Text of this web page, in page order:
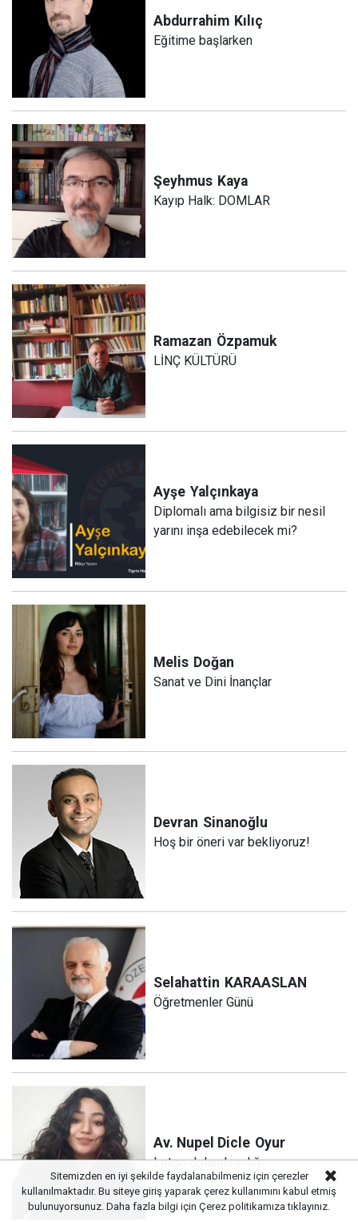
Abdurrahim Kılıç
Eğitime başlarken
Şeyhmus Kaya
Kayıp Halk: DOMLAR
Ramazan Özpamuk
LİNÇ KÜLTÜRÜ
Ayşe Yalçınkaya
Diplomalı ama bilgisiz bir nesil
yarını inşa edebilecek mi?
Melis Doğan
Sanat ve Dini İnançlar
Devran Sinanoğlu
Hoş bir öneri var bekliyoruz!
Selahattin KARAASLAN
Öğretmenler Günü
Av. Nupel Dicle Oyur
Letgo dolandırıcılığı
Sitemizden en iyi şekilde faydalanabilmeniz için çerezler
kullanılmaktadır. Bu siteye giriş yaparak çerez kullanımını kabul etmiş
bulunuyorsunuz. Daha fazla bilgi için Çerez politikamıza tıklayınız.